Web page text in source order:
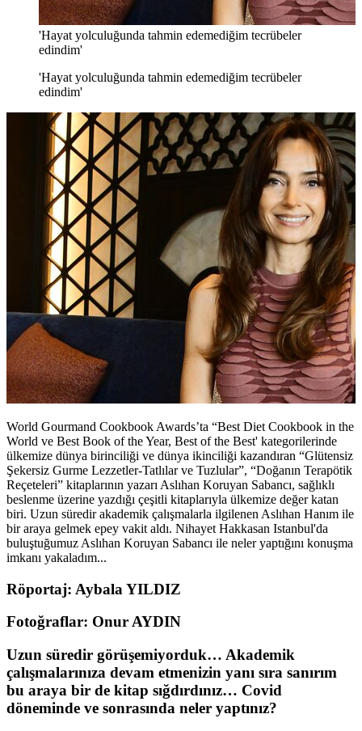
'Hayat yolculuğunda tahmin edemediğim tecrübeler
edindim'
'Hayat yolculuğunda tahmin edemediğim tecrübeler
edindim'
World Gourmand Cookbook Awards’ta “Best Diet Cookbook in the
World ve Best Book of the Year, Best of the Best' kategorilerinde
ülkemize dünya birinciliği ve dünya ikinciliği kazandıran “Glütensiz
Şekersiz Gurme Lezzetler-Tatlılar ve Tuzlular”, “Doğanın Terapötik
Reçeteleri” kitaplarının yazarı Aslıhan Koruyan Sabancı, sağlıklı
beslenme üzerine yazdığı çeşitli kitaplarıyla ülkemize değer katan
biri. Uzun süredir akademik çalışmalarla ilgilenen Aslıhan Hanım ile
bir araya gelmek epey vakit aldı. Nihayet Hakkasan Istanbul'da
buluştuğumuz Aslıhan Koruyan Sabancı ile neler yaptığını konuşma
imkanı yakaladım...
Röportaj: Aybala YILDIZ
Fotoğraflar: Onur AYDIN
Uzun süredir görüşemiyorduk… Akademik
çalışmalarınıza devam etmenizin yanı sıra sanırım
bu araya bir de kitap sığdırdınız… Covid
döneminde ve sonrasında neler yaptınız?